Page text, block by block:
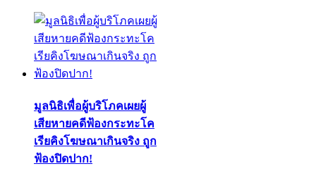
มูลนิธิเพื่อผู้บริโภคเผยผู้
เสียหายคดีฟ้องกระทะโค
เรียคิงโฆษณาเกินจริง ถูก
ฟ้องปิดปาก!